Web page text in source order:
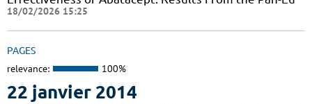
18/02/2026 15:25
PAGES
relevance: 100%
22 janvier 2014